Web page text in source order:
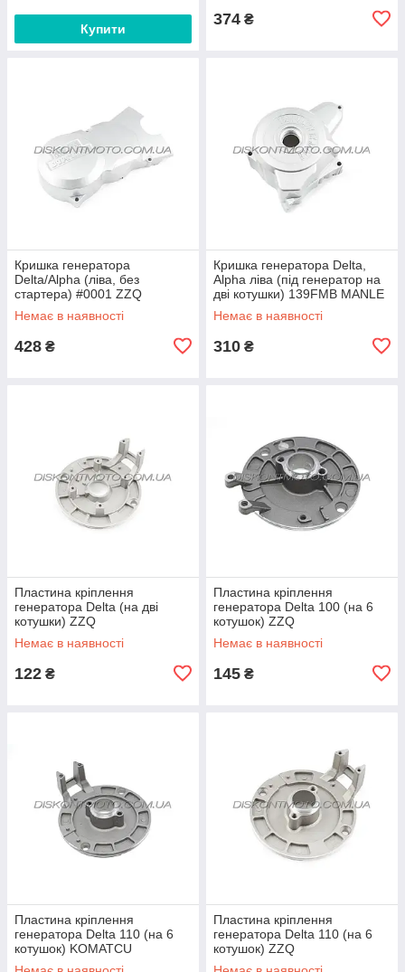
Купити
374 ₴
Кришка генератора
Delta/Alpha (ліва, без
стартера) #0001 ZZQ
Немає в наявності
428 ₴
Кришка генератора Delta,
Alpha ліва (під генератор на
дві котушки) 139FMB MANLE
Немає в наявності
310 ₴
Пластина кріплення
генератора Delta (на дві
котушки) ZZQ
Немає в наявності
122 ₴
Пластина кріплення
генератора Delta 100 (на 6
котушок) ZZQ
Немає в наявності
145 ₴
Пластина кріплення
генератора Delta 110 (на 6
котушок) KOMATCU
Пластина кріплення
генератора Delta 110 (на 6
котушок) ZZQ